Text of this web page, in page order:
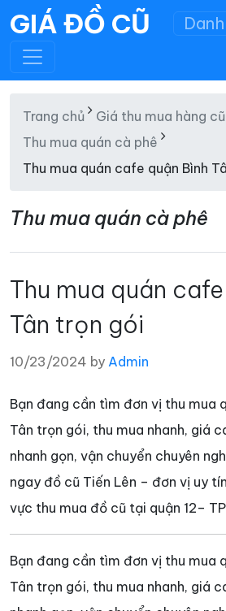
GIÁ ĐỒ CŨ
Trang chủ
Giá thu mua hàng cũ
Thu mua quán cà phê
Thu mua quán cafe quận Bình
Thu mua quán cà phê
Thu mua quán
Tân trọn gói
10/23/2024 by Admin
Bạn đang cần tìm đơn vị thu mua
Tân trọn gói, thu mua nhanh, giá
nhanh gọn, vận chuyển chuyên
ngay đồ cũ Tiến Lên – đơn vị uy
vực thu mua đồ cũ tại quận 12– TP
Bạn đang cần tìm đơn vị thu mua
Tân trọn gói, thu mua nhanh, giá